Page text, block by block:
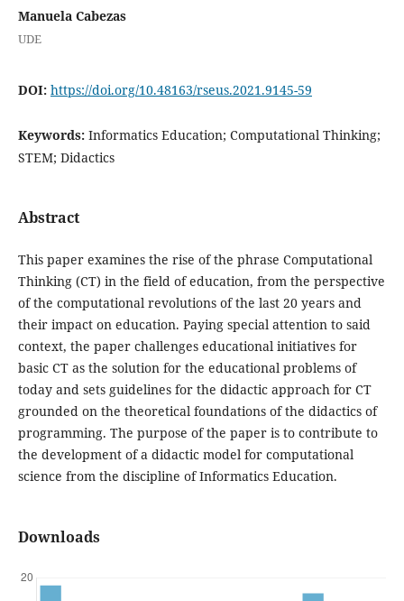
Manuela Cabezas
UDE
DOI: https://doi.org/10.48163/rseus.2021.9145-59
Keywords: Informatics Education; Computational Thinking;
STEM; Didactics
Abstract
This paper examines the rise of the phrase Computational
Thinking (CT) in the field of education, from the perspective
of the computational revolutions of the last 20 years and
their impact on education. Paying special attention to said
context, the paper challenges educational initiatives for
basic CT as the solution for the educational problems of
today and sets guidelines for the didactic approach for CT
grounded on the theoretical foundations of the didactics of
programming. The purpose of the paper is to contribute to
the development of a didactic model for computational
science from the discipline of Informatics Education.
Downloads